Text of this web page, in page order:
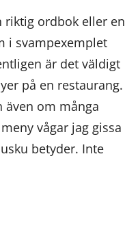
riktig ordbok eller en
i svampexemplet
är det väldigt
på en restaurang.
även om många
vågar jag gissa
betyder. Inte